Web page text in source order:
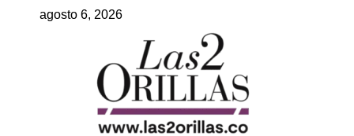
agosto 6, 2026